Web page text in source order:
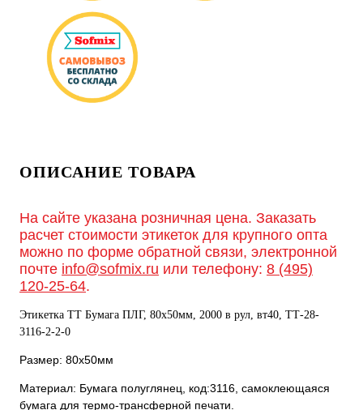
ОПИСАНИЕ ТОВАРА
На сайте указана розничная цена. Заказать
расчет стоимости этикеток для крупного опта
можно по форме обратной связи, электронной
почте info@sofmix.ru или телефону: 8 (495)
120-25-64.
Этикетка ТТ Бумага ПЛГ, 80х50мм, 2000 в рул, вт40, TТ-28-
3116-2-2-0
Размер: 80х50мм
Материал: Бумага полуглянец, код:3116, самоклеющаяся
бумага для термо-трансферной печати.